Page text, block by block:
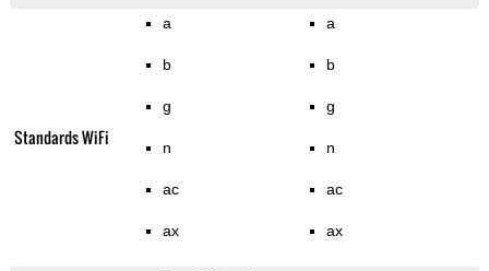
Standards WiFi
a
b
g
n
ac
ax
a
b
g
n
ac
ax